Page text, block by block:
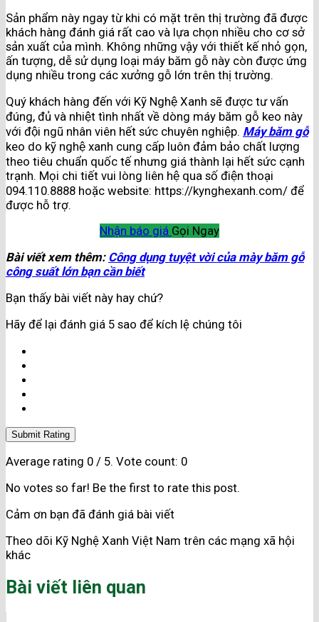
Sản phẩm này ngay từ khi có mặt trên thị trường đã được
khách hàng đánh giá rất cao và lựa chọn nhiều cho cơ sở
sản xuất của mình. Không những vậy với thiết kế nhỏ gọn,
ấn tượng, dễ sử dụng loại máy băm gỗ này còn được ứng
dụng nhiều trong các xưởng gỗ lớn trên thị trường.
Quý khách hàng đến với Kỹ Nghệ Xanh sẽ được tư vấn
đúng, đủ và nhiệt tình nhất về dòng máy băm gỗ keo này
với đội ngũ nhân viên hết sức chuyên nghiệp. Máy băm gỗ
keo do kỹ nghệ xanh cung cấp luôn đảm bảo chất lượng
theo tiêu chuẩn quốc tế nhưng giá thành lại hết sức cạnh
trạnh. Mọi chi tiết vui lòng liên hệ qua số điện thoại
094.110.8888 hoặc website: https://kynghexanh.com/ để
được hỗ trợ.
Nhận báo giá Gọi Ngay
Bài viết xem thêm: Công dụng tuyệt vời của mày băm gỗ
công suất lớn bạn cần biết
Bạn thấy bài viết này hay chứ?
Hãy để lại đánh giá 5 sao để kích lệ chúng tôi
Submit Rating
Average rating 0 / 5. Vote count: 0
No votes so far! Be the first to rate this post.
Cảm ơn bạn đã đánh giá bài viết
Theo dõi Kỹ Nghệ Xanh Việt Nam trên các mạng xã hội
khác
Bài viết liên quan